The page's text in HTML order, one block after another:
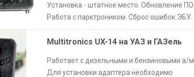
Установка - штатное место. Обновление ПО.
Работа с парктроником. Сброс ошибок ЭБУ.
Multitronics UX-14 на УАЗ и ГАЗель
Работает с дизельными и бензиновыми а/м.
Для установки адаптера необходимо